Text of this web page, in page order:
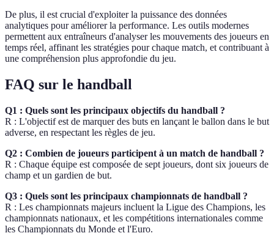
De plus, il est crucial d'exploiter la puissance des données
analytiques pour améliorer la performance. Les outils modernes
permettent aux entraîneurs d'analyser les mouvements des joueurs en
temps réel, affinant les stratégies pour chaque match, et contribuant à
une compréhension plus approfondie du jeu.
FAQ sur le handball
Q1 : Quels sont les principaux objectifs du handball ?
R : L'objectif est de marquer des buts en lançant le ballon dans le but
adverse, en respectant les règles de jeu.
Q2 : Combien de joueurs participent à un match de handball ?
R : Chaque équipe est composée de sept joueurs, dont six joueurs de
champ et un gardien de but.
Q3 : Quels sont les principaux championnats de handball ?
R : Les championnats majeurs incluent la Ligue des Champions, les
championnats nationaux, et les compétitions internationales comme
les Championnats du Monde et l'Euro.